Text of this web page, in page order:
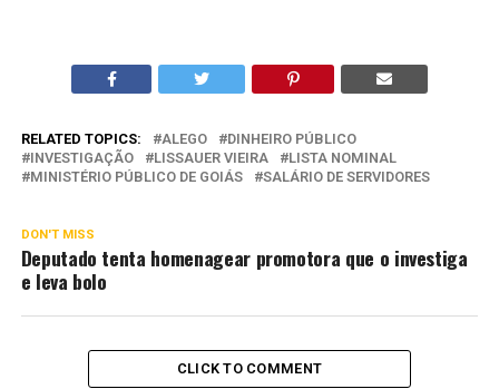
RELATED TOPICS: ALEGO
DINHEIRO PÚBLICO
INVESTIGAÇÃO
LISSAUER VIEIRA
LISTA NOMINAL
MINISTÉRIO PÚBLICO DE GOIÁS
SALÁRIO DE SERVIDORES
DON'T MISS
Deputado tenta homenagear promotora que o investiga
e leva bolo
CLICK TO COMMENT